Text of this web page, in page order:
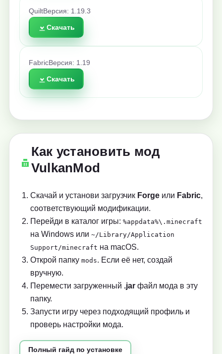
QuiltВерсия: 1.19.3
Скачать
FabricВерсия: 1.19
Скачать
Как установить мод
VulkanMod
Скачай и установи загрузчик Forge или Fabric,
соответствующий модификации.
Перейди в каталог игры: %appdata%\.minecraft
на Windows или ~/Library/Application
Support/minecraft на macOS.
Открой папку mods. Если её нет, создай
вручную.
Перемести загруженный .jar файл мода в эту
папку.
Запусти игру через подходящий профиль и
проверь настройки мода.
Полный гайд по установке